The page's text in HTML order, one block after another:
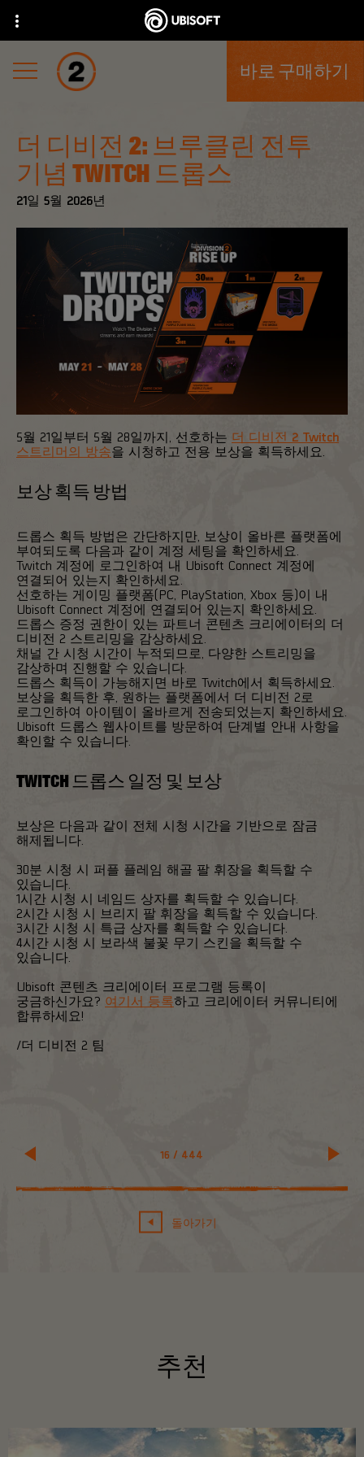
바로 구매하기
16 / 444
돌아가기
21일 5월 2026년
더 디비전 2: 브루클린 전투
기념 TWITCH 드롭스
5월 21일부터 5월 28일까지, 선호하는 더 디비전 2 Twitch
스트리머의 방송을 시청하고 전용 보상을 획득하세요.
보상 획득 방법
드롭스 획득 방법은 간단하지만, 보상이 올바른 플랫폼에
부여되도록 다음과 같이 계정 세팅을 확인하세요.
Twitch 계정에 로그인하여 내 Ubisoft Connect 계정에
연결되어 있는지 확인하세요.
선호하는 게이밍 플랫폼(PC, PlayStation, Xbox 등)이 내
Ubisoft Connect 계정에 연결되어 있는지 확인하세요.
드롭스 증정 권한이 있는 파트너 콘텐츠 크리에이터의 더
디비전 2 스트리밍을 감상하세요.
채널 간 시청 시간이 누적되므로, 다양한 스트리밍을
감상하며 진행할 수 있습니다.
드롭스 획득이 가능해지면 바로 Twitch에서 획득하세요.
보상을 획득한 후, 원하는 플랫폼에서 더 디비전 2로
로그인하여 아이템이 올바르게 전송되었는지 확인하세요.
Ubisoft 드롭스 웹사이트를 방문하여 단계별 안내 사항을
확인할 수 있습니다.
TWITCH 드롭스 일정 및 보상
보상은 다음과 같이 전체 시청 시간을 기반으로 잠금
해제됩니다.
30분 시청 시 퍼플 플레임 해골 팔 휘장을 획득할 수
있습니다.
1시간 시청 시 네임드 상자를 획득할 수 있습니다.
2시간 시청 시 브리지 팔 휘장을 획득할 수 있습니다.
3시간 시청 시 특급 상자를 획득할 수 있습니다.
4시간 시청 시 보라색 불꽃 무기 스킨을 획득할 수
있습니다.
Ubisoft 콘텐츠 크리에이터 프로그램 등록이
궁금하신가요? 여기서 등록하고 크리에이터 커뮤니티에
합류하세요!
/더 디비전 2 팀
추천